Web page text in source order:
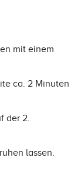
mit einem
ca. 2 Minuten
der 2.
lassen.